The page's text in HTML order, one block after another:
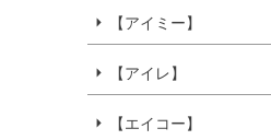
【アイミー】
【アイレ】
【エイコー】